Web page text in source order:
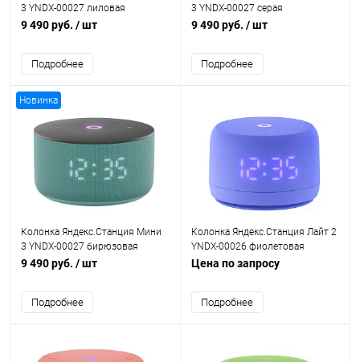
3 YNDX-00027 лиловая
9 490 руб. / шт
Подробнее
3 YNDX-00027 серая
9 490 руб. / шт
Подробнее
Новинка
Колонка Яндекс.Станция Мини
3 YNDX-00027 бирюзовая
9 490 руб. / шт
Подробнее
Колонка Яндекс.Станция Лайт 2
YNDX-00026 фиолетовая
Цена по запросу
Подробнее